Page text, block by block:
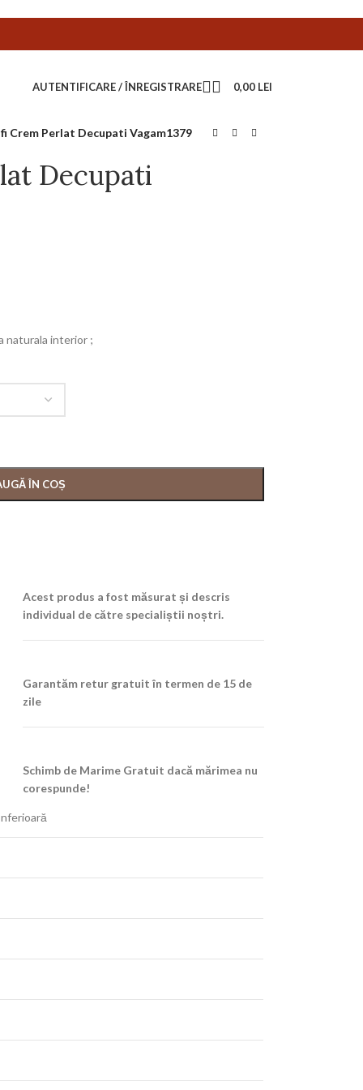
AUTENTIFICARE / ÎNREGISTRARE 0,00 LEI
Crem Perlat Decupati Vagam1379
Decupati
naturala interior ;
ÎN COȘ
Acest produs a fost măsurat și descris
individual de către specialiștii noștri.
Garantăm retur gratuit în termen de 15 de
zile
Schimb de Marime Gratuit dacă mărimea nu
corespunde!